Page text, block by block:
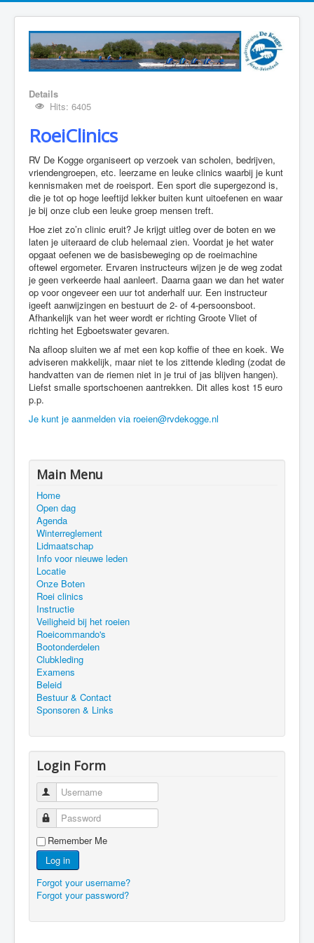
Details
Hits: 6405
RoeiClinics
RV De Kogge organiseert op verzoek van scholen, bedrijven,
vriendengroepen, etc. leerzame en leuke clinics waarbij je kunt
kennismaken met de roeisport. Een sport die supergezond is,
die je tot op hoge leeftijd lekker buiten kunt uitoefenen en waar
je bij onze club een leuke groep mensen treft.
Hoe ziet zo’n clinic eruit? Je krijgt uitleg over de boten en we
laten je uiteraard de club helemaal zien. Voordat je het water
opgaat oefenen we de basisbeweging op de roeimachine
oftewel ergometer. Ervaren instructeurs wijzen je de weg zodat
je geen verkeerde haal aanleert. Daarna gaan we dan het water
op voor ongeveer een uur tot anderhalf uur. Een instructeur
igeeft aanwijzingen en bestuurt de 2- of 4-persoonsboot.
Afhankelijk van het weer wordt er richting Groote Vliet of
richting het Egboetswater gevaren.
Na afloop sluiten we af met een kop koffie of thee en koek. We
adviseren makkelijk, maar niet te los zittende kleding (zodat de
handvatten van de riemen niet in je trui of jas blijven hangen).
Liefst smalle sportschoenen aantrekken. Dit alles kost 15 euro
p.p.
Je kunt je aanmelden via roeien@rvdekogge.nl
Main Menu
Home
Open dag
Agenda
Winterreglement
Lidmaatschap
Info voor nieuwe leden
Locatie
Onze Boten
Roei clinics
Instructie
Veiligheid bij het roeien
Roeicommando's
Bootonderdelen
Clubkleding
Examens
Beleid
Bestuur & Contact
Sponsoren & Links
Login Form
Username
Password
Remember Me
Log in
Forgot your username?
Forgot your password?